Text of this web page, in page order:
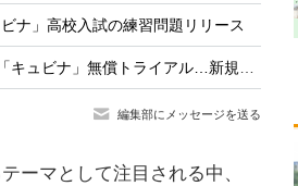
ナ」高校入試の練習問題リリース
学習eポータル「キュビナ」無償トライアル…新規自治体対象
編集部にメッセージを送る
ーマとして注目される中、